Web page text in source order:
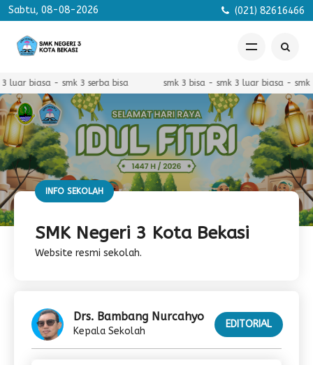
Sabtu, 08-08-2026 (021) 82616466
biasa - smk 3 serba bisa smk 3 bisa - smk 3 luar biasa - smk 3
INFO SEKOLAH
SMK Negeri 3 Kota Bekasi
Website resmi sekolah.
EDITORIAL
Drs. Bambang Nurcahyo
Kepala Sekolah